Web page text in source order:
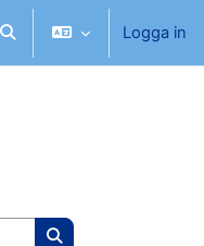
Växla sökinmatningLogga in